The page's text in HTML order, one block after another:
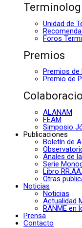
Unidad de
Foros
Premios
Premios de
Premio de
ALANAM
FEAM
Simposio
Publicaciones
Boletín de
Anales de
Serie
Libro
Otras
Noticias
Noticias
Actualidad
RANME en
Prensa
Contacto